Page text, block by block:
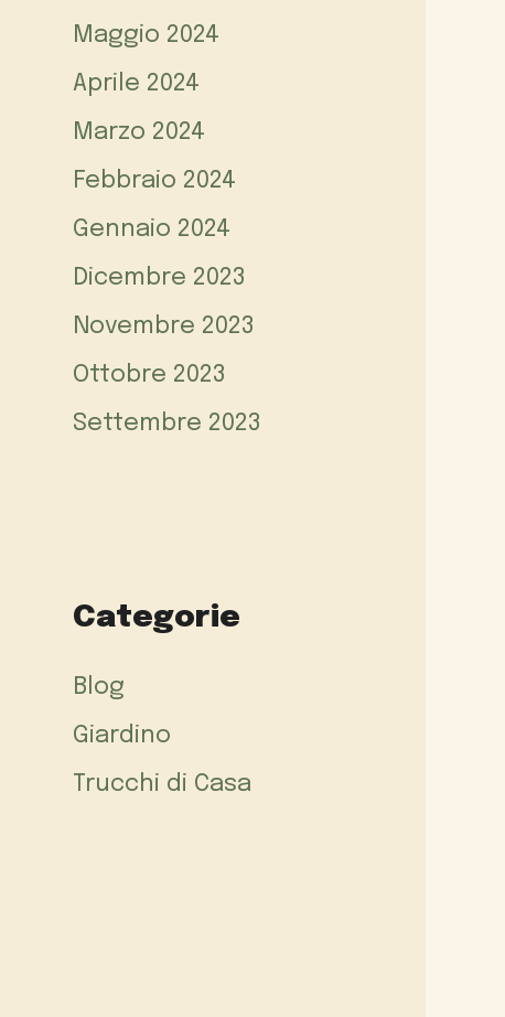
Maggio 2024
Aprile 2024
Marzo 2024
Febbraio 2024
Gennaio 2024
Dicembre 2023
Novembre 2023
Ottobre 2023
Settembre 2023
Categorie
Blog
Giardino
Trucchi di Casa